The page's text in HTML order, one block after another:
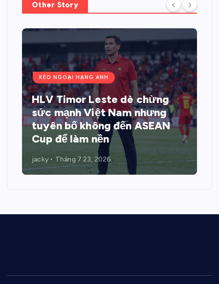
Other Story
KÈO NGOẠI HẠNG ANH
HLV Timor Leste dè chừng
sức mạnh Việt Nam nhưng
tuyên bố không đến ASEAN
Cup để làm nền
jacky Tháng 7 23, 2026